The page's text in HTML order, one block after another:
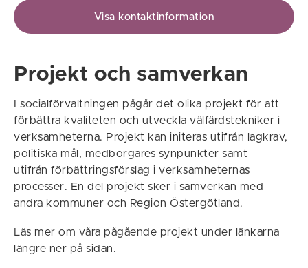
Visa kontaktinformation
Projekt och samverkan
I socialförvaltningen pågår det olika projekt för att
förbättra kvaliteten och utveckla välfärdstekniker i
verksamheterna. Projekt kan initeras utifrån lagkrav,
politiska mål, medborgares synpunkter samt
utifrån förbättringsförslag i verksamheternas
processer. En del projekt sker i samverkan med
andra kommuner och Region Östergötland.
Läs mer om våra pågående projekt under länkarna
längre ner på sidan.